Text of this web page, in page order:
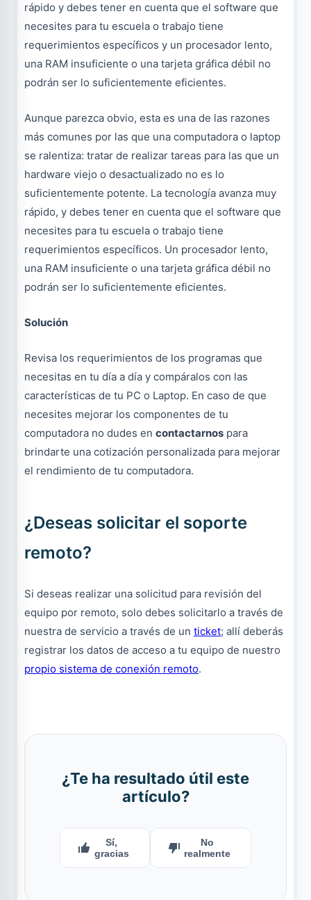
rápido y debes tener en cuenta que el software que
necesites para tu escuela o trabajo tiene
requerimientos específicos y un procesador lento,
una RAM insuficiente o una tarjeta gráfica débil no
podrán ser lo suficientemente eficientes.
Aunque parezca obvio, esta es una de las razones
más comunes por las que una computadora o laptop
se ralentiza: tratar de realizar tareas para las que un
hardware viejo o desactualizado no es lo
suficientemente potente. La tecnología avanza muy
rápido, y debes tener en cuenta que el software que
necesites para tu escuela o trabajo tiene
requerimientos específicos. Un procesador lento,
una RAM insuficiente o una tarjeta gráfica débil no
podrán ser lo suficientemente eficientes.
Solución
Revisa los requerimientos de los programas que
necesitas en tu día a día y compáralos con las
características de tu PC o Laptop. En caso de que
necesites mejorar los componentes de tu
computadora no dudes en contactarnos para
brindarte una cotización personalizada para mejorar
el rendimiento de tu computadora.
¿Deseas solicitar el soporte
remoto?
Si deseas realizar una solicitud para revisión del
equipo por remoto, solo debes solicitarlo a través de
nuestra de servicio a través de un ticket; allí deberás
registrar los datos de acceso a tu equipo de nuestro
propio sistema de conexión remoto.
¿Te ha resultado útil este
artículo?
Sí,
gracias
No
realmente